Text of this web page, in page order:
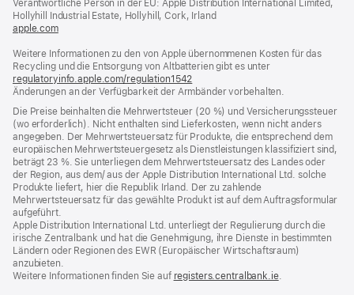
Fenster)
Verantwortliche Person in der EU: Apple Distribution International Limited,
Hollyhill Industrial Estate, Hollyhill, Cork, Irland
apple.com(öffnet
neues
Fenster)
Weitere Informationen zu den von Apple übernommenen Kosten für das
Recycling und die Entsorgung von Altbatterien gibt es unter
regulatoryinfo.apple.com/regulation1542
ein
neues
Fenster)
Änderungen an der Verfügbarkeit der Armbänder vorbehalten.
Die Preise beinhalten die Mehrwertsteuer (20 %) und Versicherungssteuer
(wo erforderlich). Nicht enthalten sind Lieferkosten, wenn nicht anders
angegeben. Der Mehrwertsteuersatz für Produkte, die entsprechend dem
europäischen Mehrwertsteuergesetz als Dienstleistungen klassifiziert sind,
beträgt 23 %. Sie unterliegen dem Mehrwertsteuersatz des Landes oder
der Region, aus dem/ aus der Apple Distribution International Ltd. solche
Produkte liefert, hier die Republik Irland. Der zu zahlende
Mehrwertsteuersatz für das gewählte Produkt ist auf dem Auftragsformular
aufgeführt.
Apple Distribution International Ltd. unterliegt der Regulierung durch die
irische Zentralbank und hat die Genehmigung, ihre Dienste in bestimmten
Ländern oder Regionen des EWR (Europäischer Wirtschaftsraum)
anzubieten.
Weitere Informationen finden Sie auf registers.centralbank.ie(Öffnet
.